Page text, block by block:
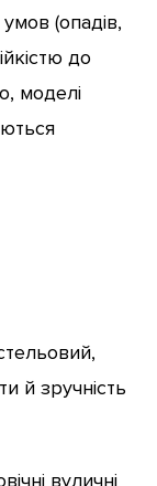
(опадів,
до
моделі
й зручність
вуличні